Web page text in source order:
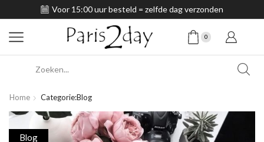
Voor 15:00 uur besteld = zelfde dag verzonden
0
Home Categorie:Blog
Blog